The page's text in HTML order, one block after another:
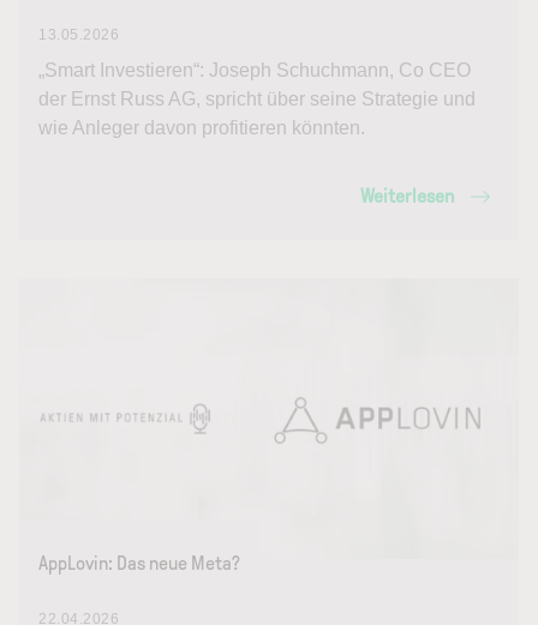
13.05.2026
„Smart Investieren“: Joseph Schuchmann, Co CEO
der Ernst Russ AG, spricht über seine Strategie und
wie Anleger davon profitieren könnten.
Weiterlesen
AppLovin: Das neue Meta?
22.04.2026